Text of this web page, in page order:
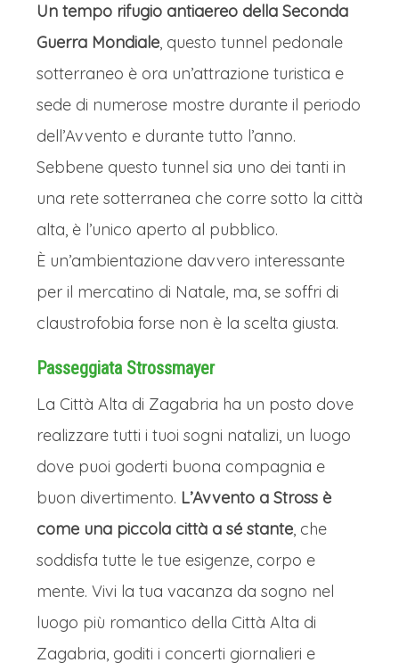
Un tempo rifugio antiaereo della Seconda
Guerra Mondiale, questo tunnel pedonale
sotterraneo è ora un’attrazione turistica e
sede di numerose mostre durante il periodo
dell’Avvento e durante tutto l’anno.
Sebbene questo tunnel sia uno dei tanti in
una rete sotterranea che corre sotto la città
alta, è l’unico aperto al pubblico.
È un’ambientazione davvero interessante
per il mercatino di Natale, ma, se soffri di
claustrofobia forse non è la scelta giusta.
Passeggiata Strossmayer
La Città Alta di Zagabria ha un posto dove
realizzare tutti i tuoi sogni natalizi, un luogo
dove puoi goderti buona compagnia e
buon divertimento. L’Avvento a Stross è
come una piccola città a sé stante, che
soddisfa tutte le tue esigenze, corpo e
mente. Vivi la tua vacanza da sogno nel
luogo più romantico della Città Alta di
Zagabria, goditi i concerti giornalieri e